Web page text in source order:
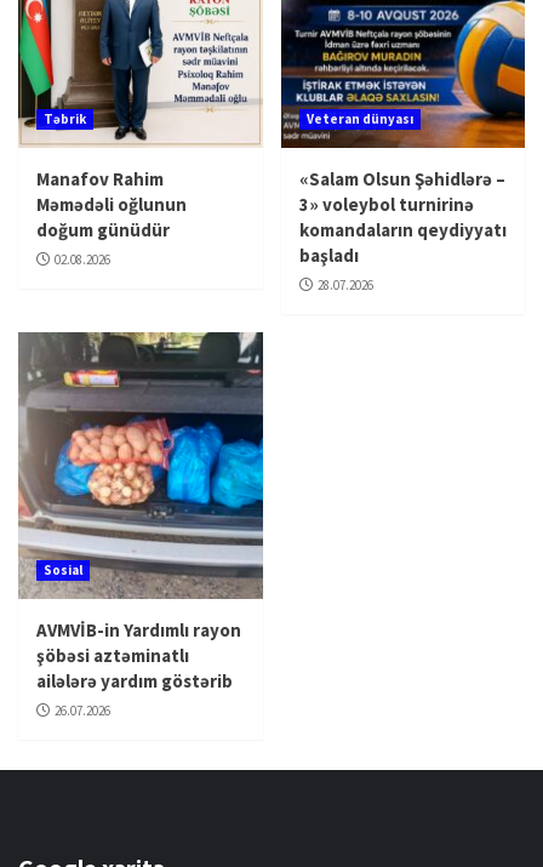
Təbrik
Manafov Rahim
Məmədəli oğlunun
doğum günüdür
02.08.2026
Veteran dünyası
«Salam Olsun Şəhidlərə –
3» voleybol turnirinə
komandaların qeydiyyatı
başladı
28.07.2026
Sosial
AVMVİB-in Yardımlı rayon
şöbəsi aztəminatlı
ailələrə yardım göstərib
26.07.2026